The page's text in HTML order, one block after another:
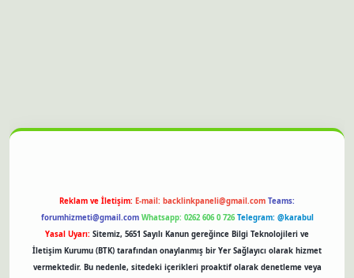
Reklam ve İletişim: E-mail: backlinkpaneli@gmail.com Teams:
forumhizmeti@gmail.com Whatsapp: 0262 606 0 726 Telegram: @karabul
Yasal Uyarı: Sitemiz, 5651 Sayılı Kanun gereğince Bilgi Teknolojileri ve
İletişim Kurumu (BTK) tarafından onaylanmış bir Yer Sağlayıcı olarak hizmet
vermektedir. Bu nedenle, sitedeki içerikleri proaktif olarak denetleme veya